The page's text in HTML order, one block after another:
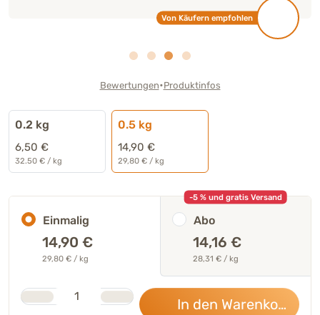
Von Käufern empfohlen
Bewertungen•Produktinfos
0.2 kg
6,50 €
32.50 € / kg
0.5 kg
14,90 €
29,80 € / kg
Einmalig
14,90 €
29,80 € / kg
-5 % und gratis Versand
Abo
14,16 €
28,31 € / kg
Anzahl
In den Warenkorb